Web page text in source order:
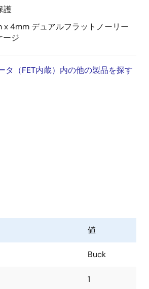
護
x 4mm デュアルフラットノーリー
ージ
タ（FET内蔵）内の他の製品を探す
は、ハイサイドとローサイドの
にコンパクトな3mm x 4mm DFNパ
ス独自の製造プロセスに基づいて設
化された電流モード・コントロー
低いr
FETを実現するように設
イサイドNFETは65mΩのr
を
ており、ローサイドNFETは45mΩ
値
Buck
1